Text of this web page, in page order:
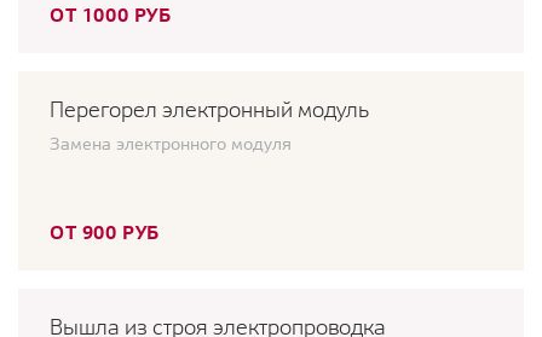
ОТ 1000 РУБ
Перегорел электронный модуль
Замена электронного модуля
ОТ 900 РУБ
Вышла из строя электропроводка